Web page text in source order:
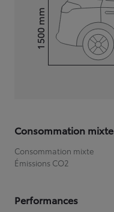
Hauteur1 500
mm
Consommation mixte
Consommation mixte
Émissions CO2
Performances